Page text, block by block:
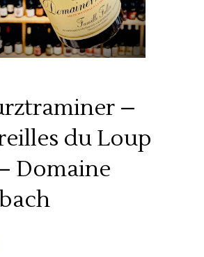
–
du Loup
Domaine